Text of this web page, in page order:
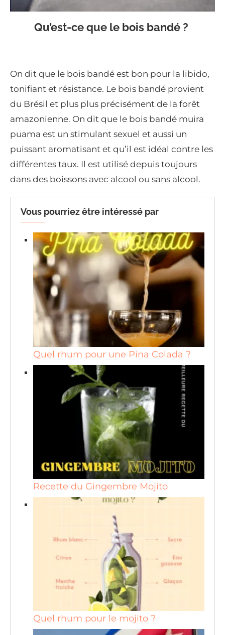
Qu’est-ce que le bois bandé ?
On dit que le bois bandé est bon pour la libido,
tonifiant et résistance. Le bois bandé provient
du Brésil et plus plus précisément de la forêt
amazonienne. On dit que le bois bandé muira
puama est un stimulant sexuel et aussi un
puissant aromatisant et qu’il est idéal contre les
différentes taux. Il est utilisé depuis toujours
dans des boissons avec alcool ou sans alcool.
Vous pourriez être intéressé par
Quel rhum pour une Pina Colada ?
Recette du Gingembre Mojito
Quel rhum pour le mojito ?